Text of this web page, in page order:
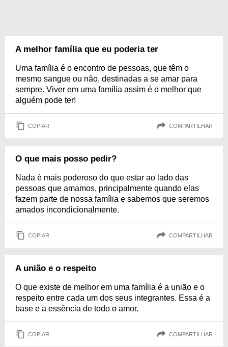
A melhor família que eu poderia ter
Uma família é o encontro de pessoas, que têm o
mesmo sangue ou não, destinadas a se amar para
sempre. Viver em uma família assim é o melhor que
alguém pode ter!
COPIAR COMPARTILHAR
O que mais posso pedir?
Nada é mais poderoso do que estar ao lado das
pessoas que amamos, principalmente quando elas
fazem parte de nossa família e sabemos que seremos
amados incondicionalmente.
COPIAR COMPARTILHAR
A união e o respeito
O que existe de melhor em uma família é a união e o
respeito entre cada um dos seus integrantes. Essa é a
base e a essência de todo o amor.
COPIAR COMPARTILHAR